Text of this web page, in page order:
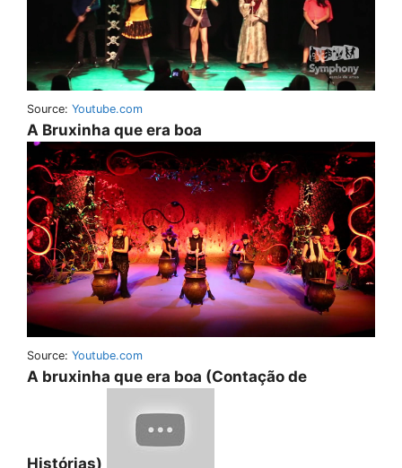
Source: Youtube.com
A Bruxinha que era boa
Source: Youtube.com
A bruxinha que era boa (Contação de
Histórias)